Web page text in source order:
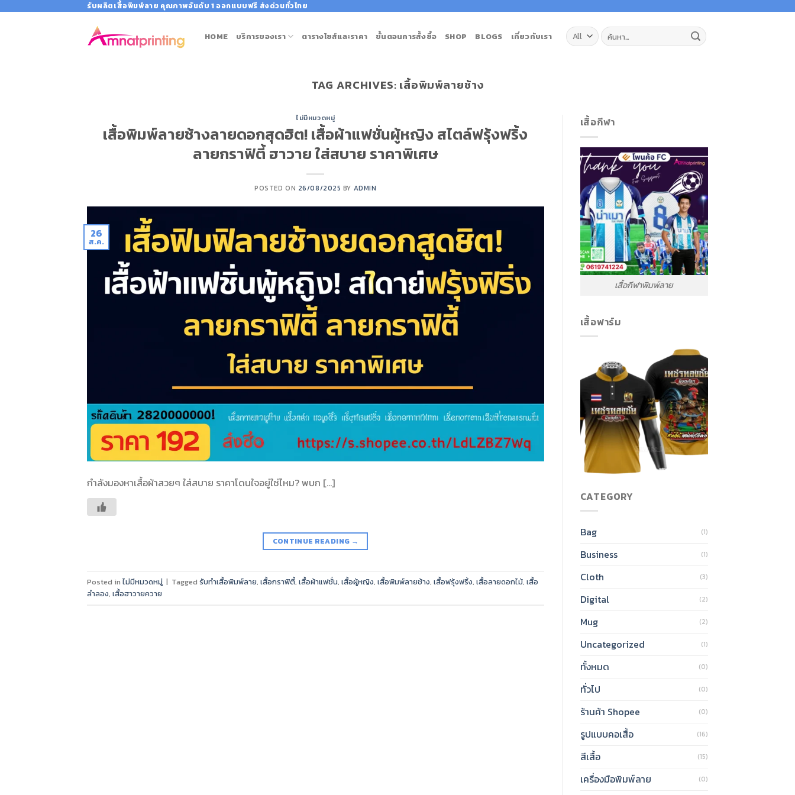
รับผลิตเสื้อพิมพ์ลาย คุณภาพอันดับ 1 ออกแบบฟรี ส่งด่วนทั่วไทย
HOME บริการของเรา ตารางไซส์และราคา ขั้นตอนการสั้งซื้อ SHOP BLOGS เกี่ยวกับเรา ค้นหา:
TAG ARCHIVES: เสื้อพิมพ์ลายช้าง
ไม่มีหมวดหมู่
เสื้อพิมพ์ลายช้างลายดอกสุดฮิต! เสื้อผ้าแฟชั่นผู้หญิง สไตล์ฟรุ้งฟริ้ง
ลายกราฟิตี้ ฮาวาย ใส่สบาย ราคาพิเศษ
POSTED ON 26/08/2025 BY ADMIN
26
ส.ค.
กำลังมองหาเสื้อผ้าสวยๆ ใส่สบาย ราคาโดนใจอยู่ใช่ไหม? พบก […]
CONTINUE READING →
Posted in ไม่มีหมวดหมู่ | Tagged รับทำเสื้อพิมพ์ลาย, เสื้อกราฟิตี้, เสื้อผ้าแฟชั่น, เสื้อผู้หญิง, เสื้อพิมพ์ลายช้าง, เสื้อฟรุ้งฟริ้ง, เสื้อลายดอกไม้, เสื้อ
ลำลอง, เสื้อฮาวายควาย
เสื้อกีฬา
เสื้อกีฬาพิมพ์ลาย
เสื้อฟาร์ม
CATEGORY
Bag (1)
Business (1)
Cloth (3)
Digital (2)
Mug (2)
Uncategorized (1)
ทั้งหมด (0)
ทั่วไป (0)
ร้านค้า Shopee (0)
รูปแบบคอเสื้อ (16)
สีเสื้อ (15)
เครื่องมือพิมพ์ลาย (0)